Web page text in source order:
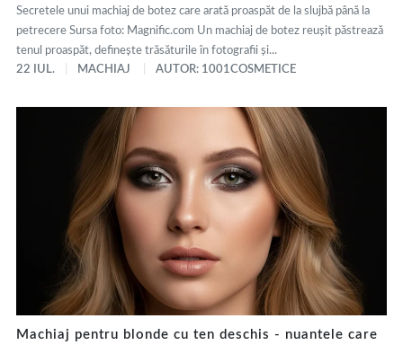
Secretele unui machiaj de botez care arată proaspăt de la slujbă până la
petrecere Sursa foto: Magnific.com Un machiaj de botez reușit păstrează
tenul proaspăt, definește trăsăturile în fotografii și...
22 IUL.
MACHIAJ AUTOR: 1001COSMETICE
Machiaj pentru blonde cu ten deschis - nuantele care